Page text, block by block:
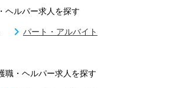
ヘルパー求人を探す
パート・アルバイト
職・ヘルパー求人を探す